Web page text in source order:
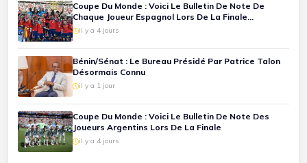
Coupe Du Monde : Voici Le Bulletin De Note De
Chaque Joueur Espagnol Lors De La Finale
Espagne-Argentine
il y a 4 jours
Bénin/Sénat : Le Bureau Présidé Par Patrice Talon
Désormais Connu
il y a 1 jour
Coupe Du Monde : Voici Le Bulletin De Note Des
Joueurs Argentins Lors De La Finale
il y a 4 jours